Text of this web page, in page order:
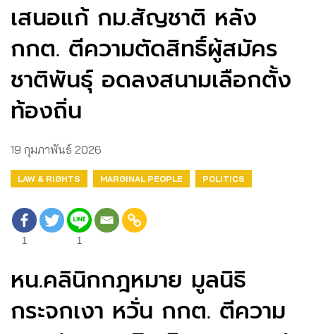
เสนอแก้ กม.สัญชาติ หลัง
กกต. ตีความตัดสิทธิ์ผู้สมัคร
ชาติพันธุ์ อดลงสนามเลือกตั้ง
ท้องถิ่น
19 กุมภาพันธ์ 2026
LAW & RIGHTS MARGINAL PEOPLE POLITICS
1 1
หน.คลินิกกฎหมาย มูลนิธิ
กระจกเงา หวั่น กกต. ตีความ